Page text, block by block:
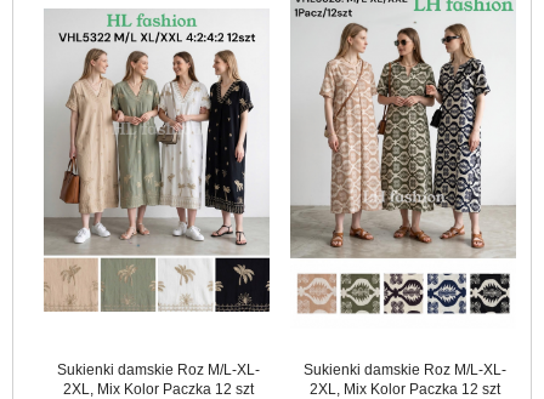
Sukienki damskie Roz M/L-XL-
2XL, Mix Kolor Paczka 12 szt
Sukienki damskie Roz M/L-XL-
2XL, Mix Kolor Paczka 12 szt